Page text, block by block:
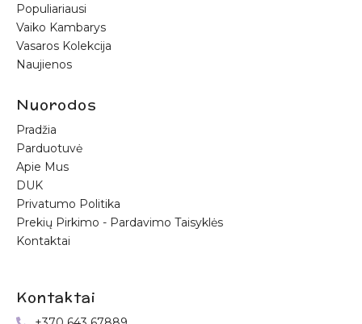
Populiariausi
Vaiko Kambarys
Vasaros Kolekcija
Naujienos
Nuorodos
Pradžia
Parduotuvė
Apie Mus
DUK
Privatumo Politika
Prekių Pirkimo - Pardavimo Taisyklės
Kontaktai
Kontaktai